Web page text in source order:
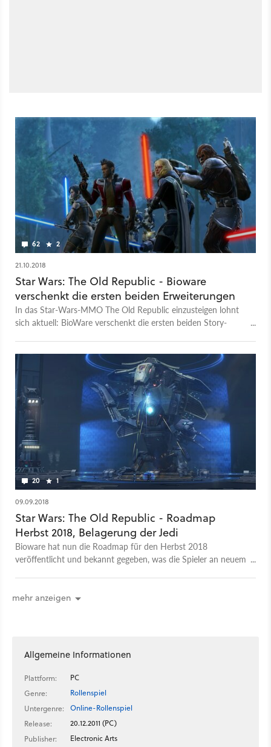
62 2
21.10.2018
Star Wars: The Old Republic - Bioware
verschenkt die ersten beiden Erweiterungen
In das Star-Wars-MMO The Old Republic einzusteigen lohnt
sich aktuell: BioWare verschenkt die ersten beiden Story-
20 1
09.09.2018
Star Wars: The Old Republic - Roadmap
Herbst 2018, Belagerung der Jedi
Bioware hat nun die Roadmap für den Herbst 2018
veröffentlicht und bekannt gegeben, was die Spieler an neuem
mehr anzeigen
Allgemeine Informationen
Plattform:
PC
Genre:
Rollenspiel
Untergenre:
Online-Rollenspiel
Release:
20.12.2011 (PC)
Publisher:
Electronic Arts